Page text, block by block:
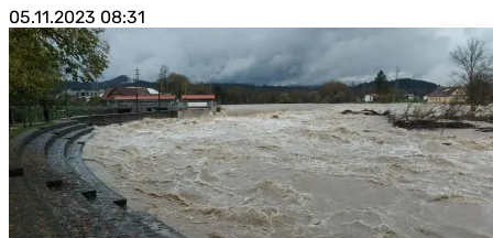
05.11.2023 08:31